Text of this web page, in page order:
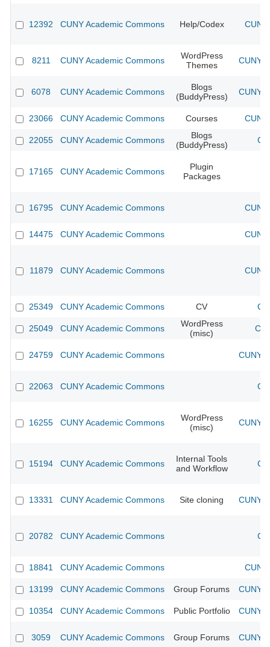
12392 CUNY Academic Commons Help/Codex
8211 CUNY Academic Commons
WordPress
Themes
CUNY
6078 CUNY Academic Commons
Blogs
(BuddyPress)
CUNY
23066 CUNY Academic Commons Courses
22055 CUNY Academic Commons
Blogs
(BuddyPress)
17165 CUNY Academic Commons
Plugin
Packages
16795 CUNY Academic Commons
14475 CUNY Academic Commons
11879 CUNY Academic Commons
25349 CUNY Academic Commons CV
25049 CUNY Academic Commons
WordPress
(misc)
24759 CUNY Academic Commons CUNY
22063 CUNY Academic Commons
16255 CUNY Academic Commons
WordPress
(misc)
CUNY
15194 CUNY Academic Commons
Internal Tools
and Workflow
13331 CUNY Academic Commons Site cloning CUNY
20782 CUNY Academic Commons
18841 CUNY Academic Commons
13199 CUNY Academic Commons Group Forums CUNY
10354 CUNY Academic Commons Public Portfolio CUNY
3059 CUNY Academic Commons Group Forums CUNY